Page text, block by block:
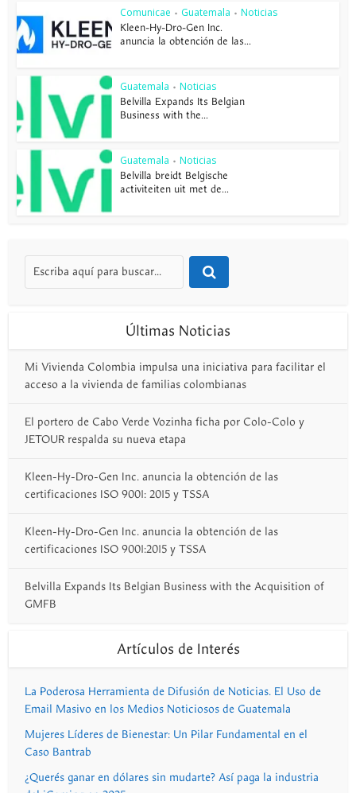
Comunicae • Guatemala • Noticias
Kleen-Hy-Dro-Gen Inc.
anuncia la obtención de las...
Guatemala • Noticias
Belvilla Expands Its Belgian
Business with the...
Guatemala • Noticias
Belvilla breidt Belgische
activiteiten uit met de...
Últimas Noticias
Mi Vivienda Colombia impulsa una iniciativa para facilitar el
acceso a la vivienda de familias colombianas
El portero de Cabo Verde Vozinha ficha por Colo-Colo y
JETOUR respalda su nueva etapa
Kleen-Hy-Dro-Gen Inc. anuncia la obtención de las
certificaciones ISO 9001: 2015 y TSSA
Kleen-Hy-Dro-Gen Inc. anuncia la obtención de las
certificaciones ISO 9001:2015 y TSSA
Belvilla Expands Its Belgian Business with the Acquisition of
GMFB
Artículos de Interés
La Poderosa Herramienta de Difusión de Noticias. El Uso de
Email Masivo en los Medios Noticiosos de Guatemala
Mujeres Líderes de Bienestar: Un Pilar Fundamental en el
Caso Bantrab
¿Querés ganar en dólares sin mudarte? Así paga la industria